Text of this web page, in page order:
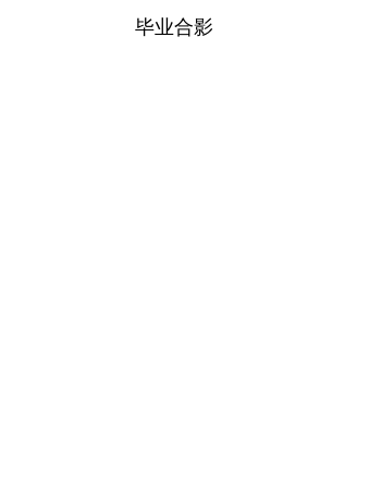
毕业合影